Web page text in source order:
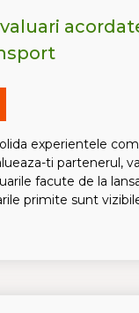
experientele
ti partenerul,
facute de la
primite sunt